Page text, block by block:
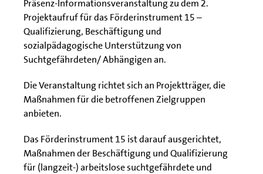
Präsenz-Informationsveranstaltung zu dem 2.
Projektaufruf für das Förderinstrument 15 –
Qualifizierung, Beschäftigung und
sozialpädagogische Unterstützung von
Suchtgefährdeten/ Abhängigen an.
Die Veranstaltung richtet sich an Projektträger, die
Maßnahmen für die betroffenen Zielgruppen
anbieten.
Das Förderinstrument 15 ist darauf ausgerichtet,
Maßnahmen der Beschäftigung und Qualifizierung
für (langzeit-) arbeitslose suchtgefährdete und